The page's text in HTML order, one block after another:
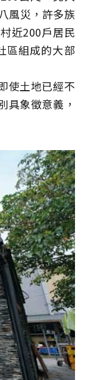
風災，許多族
近200戶居民
區組成的大部
使土地已經不
具象徵意義，